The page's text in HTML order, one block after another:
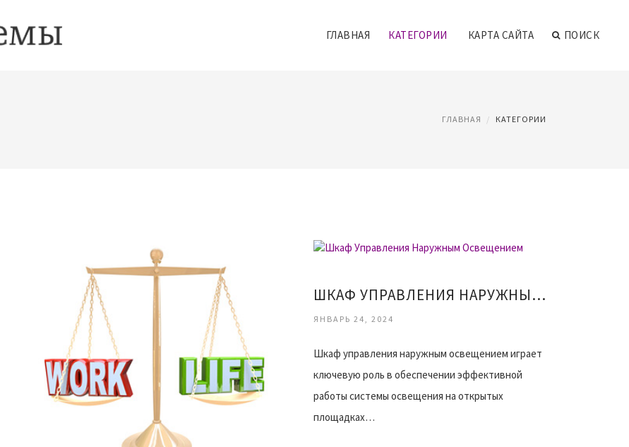
ГЛАВНАЯ КАТЕГОРИИ КАРТА САЙТА ПОИСК
ГЛАВНАЯ КАТЕГОРИИ
ШКАФ УПРАВЛЕНИЯ НАРУЖНЫМ ОСВЕЩЕНИЕМ
ЯНВАРЬ 24, 2024
Шкаф управления наружным освещением играет
ключевую роль в обеспечении эффективной
работы системы освещения на открытых
площадках…